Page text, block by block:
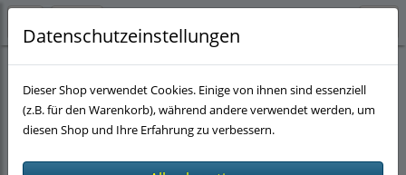
Heilungsförderung bei chron. Erkrankungen(8)
Hoher Blutdruck(2)
Datenschutzeinstellungen
Dieser Shop verwendet Cookies. Einige von ihnen sind essenziell
(z.B. für den Warenkorb), während andere verwendet werden, um
diesen Shop und Ihre Erfahrung zu verbessern.